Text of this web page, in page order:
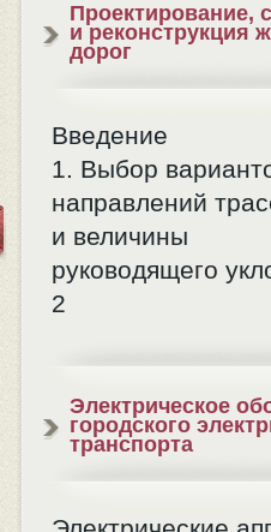
Проектирование,
и реконструкция
дорог
Введение
1. Выбор
направлений
и величины
руководящего
2
Электрическое
городского
транспорта